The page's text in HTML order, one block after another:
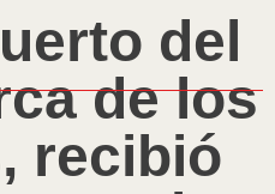
del
de los
recibió